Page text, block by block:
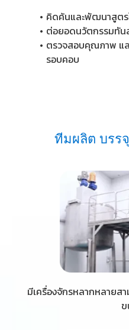
คิดค้นและพัฒนาสูตร
ต่อยอดนวัตกรรมทัน
ตรวจสอบคุณภาพ แล
รอบคอบ
ทีมผลิต บรรจุ
มีเครื่องจักรหลากหลายส